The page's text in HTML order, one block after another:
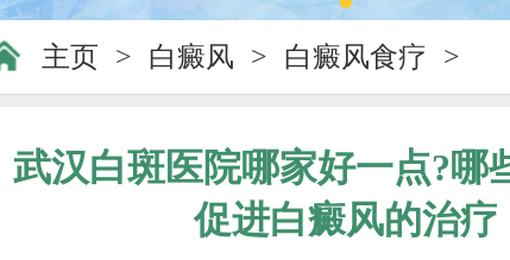
主页 > 白癜风 > 白癜风食疗 >
武汉白斑医院哪家好一点?哪
促进白癜风的治疗